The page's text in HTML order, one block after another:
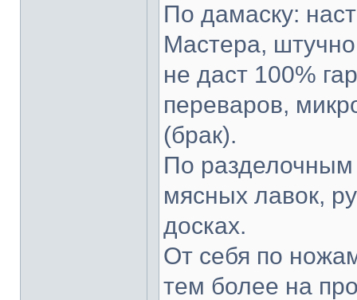
По дамаску:
Мастера,
не даст 100%
переваров,
(брак).
По разделочным
мясных лавок,
досках.
От себя по
тем более на